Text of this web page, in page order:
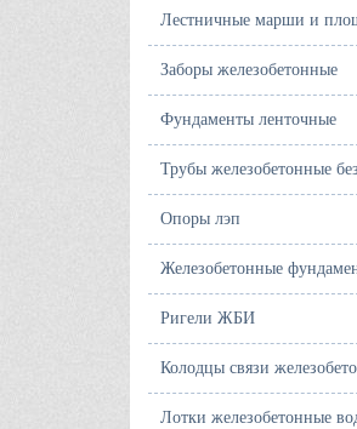
Лестничные марши и
Заборы железобетонные
Фундаменты ленточные
Трубы железобетонные
Опоры лэп
Железобетонные
Ригели ЖБИ
Колодцы связи
Лотки железобетонные